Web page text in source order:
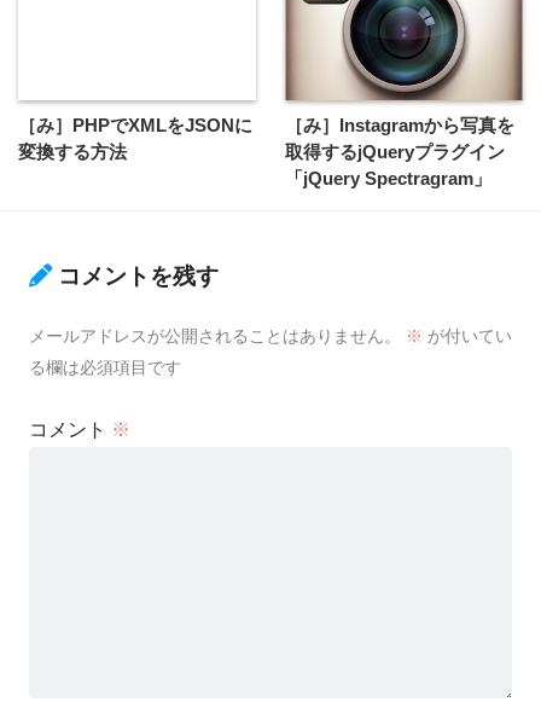
［み］PHPでXMLをJSONに
変換する方法
［み］Instagramから写真を
取得するjQueryプラグイン
「jQuery Spectragram」
コメントを残す
メールアドレスが公開されることはありません。 ※ が付いてい
る欄は必須項目です
コメント ※